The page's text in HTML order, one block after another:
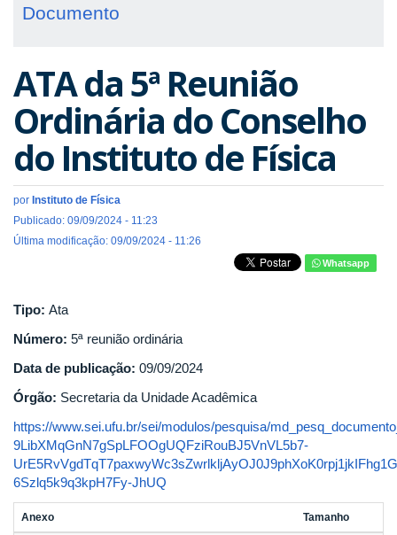
Documento
ATA da 5ª Reunião
Ordinária do Conselho
do Instituto de Física
por Instituto de Física
Publicado: 09/09/2024 - 11:23
Última modificação: 09/09/2024 - 11:26
Whatsapp
Tipo: Ata
Número: 5ª reunião ordinária
Data de publicação: 09/09/2024
Órgão: Secretaria da Unidade Acadêmica
https://www.sei.ufu.br/sei/modulos/pesquisa/
9LibXMqGnN7gSpLFOOgUQFziRouBJ5VnVL5b7-
6Szlq5k9q3kpH7Fy-JhUQ
Anexo Tamanho